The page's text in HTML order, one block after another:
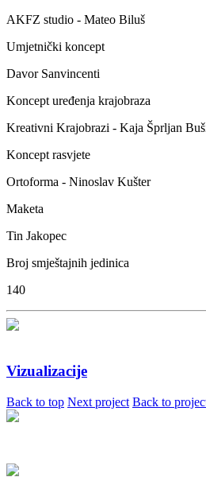
AKFZ studio - Mateo Biluš
Umjetnički koncept
Davor Sanvincenti
Koncept uređenja krajobraza
Kreativni Krajobrazi - Kaja Šprljan
Koncept rasvjete
Ortoforma - Ninoslav Kušter
Maketa
Tin Jakopec
Broj smještajnih jedinica
140
Vizualizacije
Back to top Next project Back to